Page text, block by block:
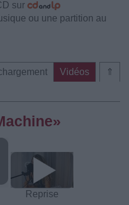
sur
ou une partition au
⇑
Vidéos
Reprise